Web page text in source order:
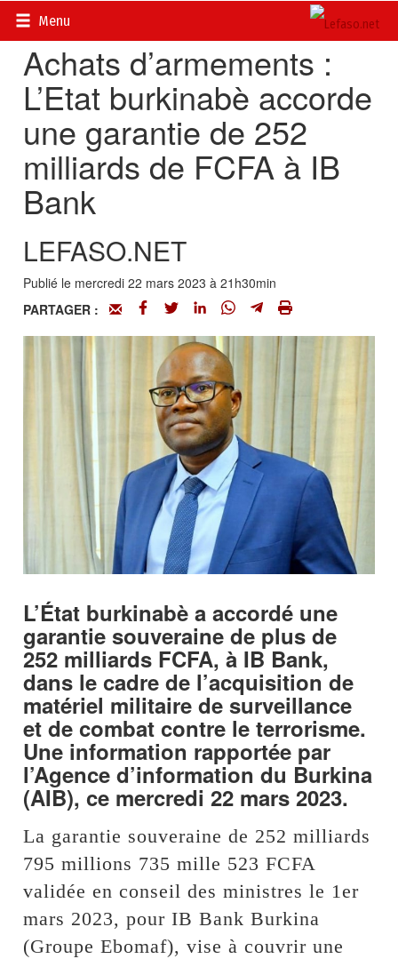
Menu
Accueil>
Achats d’armements :
L’Etat burkinabè accorde
une garantie de 252
milliards de FCFA à IB
Bank
LEFASO.NET
Publié le mercredi 22 mars 2023 à 21h30min
PARTAGER :
L’État burkinabè a accordé une
garantie souveraine de plus de
252 milliards FCFA, à IB Bank,
dans le cadre de l’acquisition de
matériel militaire de surveillance
et de combat contre le terrorisme.
Une information rapportée par
l’Agence d’information du Burkina
(AIB), ce mercredi 22 mars 2023.
La garantie souveraine de 252 milliards
795 millions 735 mille 523 FCFA
validée en conseil des ministres le 1er
mars 2023, pour IB Bank Burkina
(Groupe Ebomaf), vise à couvrir une